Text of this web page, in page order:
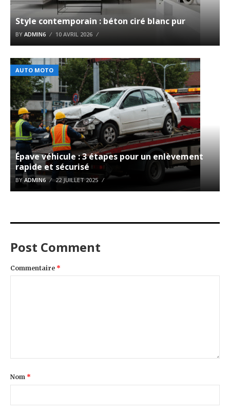
Style contemporain : béton ciré blanc pur
BY ADMIN6 10 AVRIL 2026
AUTO MOTO
Épave véhicule : 3 étapes pour un enlèvement
rapide et sécurisé
BYADMIN6 22 JUILLET 2025
Post Comment
Commentaire *
Nom *